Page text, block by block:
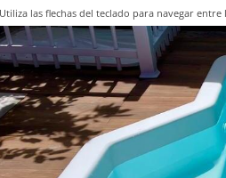
Utiliza las flechas del teclado para navegar entre